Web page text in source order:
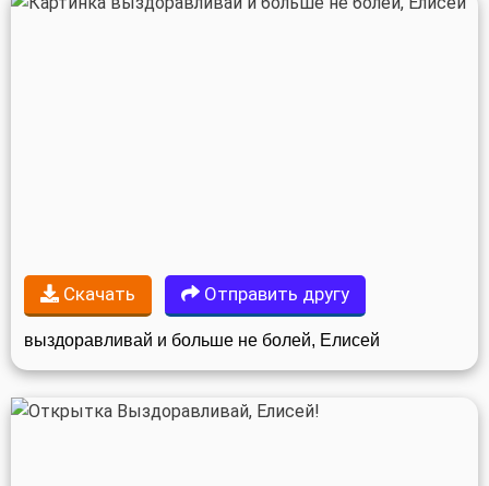
Скачать Отправить другу
выздоравливай и больше не болей, Елисей